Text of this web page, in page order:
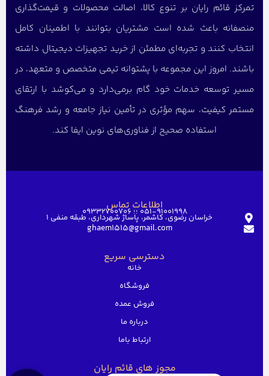
تمرکز قائم رایان بر تنوع کالا، اصالت محصولات و قیمت‌گذاری
منصفانه باعث شده است مشتریان بتوانند با اطمینان کامل
انتخاب کنند و تجربه‌ای مطمئن از خرید تجهیزات دیجیتال داشته
باشند. امروز این مجموعه با پشتوانه تیمی متخصص و متعهد، در
مسیر توسعه خدمات خود گام برمی‌دارد و می‌کوشد با ارتقای
مستمر کیفیت، سهم مؤثری در تأمین نیاز جامعه و رشد فرهنگ
استفاده صحیح از فناوری‌های نوین ایفا کند.
اطلاعات تماس051-91001998 ؛؛ 09332700706
خراسان رضوی، کاشمر، پاساژ شهرداری، طبقه منفی ۱
ghaem1515@gmail.com
دسترسی سریع
خانه
فروشگاه
فروش عمده
درباره ما
ارتباط باما
مجوز های قائم رایان